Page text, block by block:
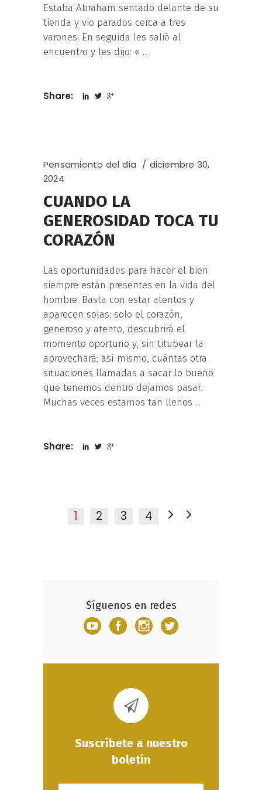
Estaba Abraham sentado delante de su
tienda y vio parados cerca a tres
varones. En seguida les salió al
encuentro y les dijo: «
Share:
Pensamiento del día
diciembre 30,
2024
CUANDO LA
GENEROSIDAD TOCA TU
CORAZÓN
Las oportunidades para hacer el bien
siempre están presentes en la vida del
hombre. Basta con estar atentos y
aparecen solas; solo el corazón,
generoso y atento, descubrirá el
momento oportuno y, sin titubear la
aprovechará; así mismo, cuántas otra
situaciones llamadas a sacar lo bueno
que tenemos dentro dejamos pasar.
Muchas veces estamos tan llenos
Share:
1 2 3 4
Síguenos en redes
Suscríbete a nuestro
boletín